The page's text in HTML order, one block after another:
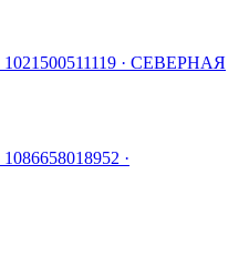
1021500511119 · СЕВЕРНАЯ
1086658018952 ·